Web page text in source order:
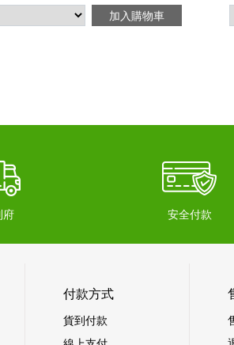
加入購物車
府 安全付款
付款方式
貨到付款